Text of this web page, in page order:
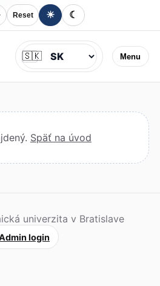
Reset ☀ ☾
Menu
Jazyk
🇸🇰
Späť na úvod
univerzita v Bratislave
login